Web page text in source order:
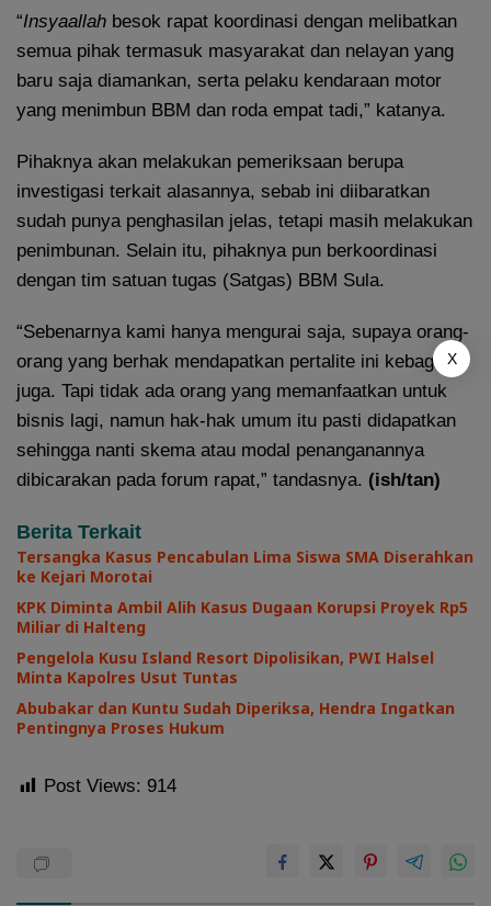
“Insyaallah besok rapat koordinasi dengan melibatkan
semua pihak termasuk masyarakat dan nelayan yang
baru saja diamankan, serta pelaku kendaraan motor
yang menimbun BBM dan roda empat tadi,” katanya.
Pihaknya akan melakukan pemeriksaan berupa
investigasi terkait alasannya, sebab ini diibaratkan
sudah punya penghasilan jelas, tetapi masih melakukan
penimbunan. Selain itu, pihaknya pun berkoordinasi
dengan tim satuan tugas (Satgas) BBM Sula.
“Sebenarnya kami hanya mengurai saja, supaya orang-
orang yang berhak mendapatkan pertalite ini kebagian
juga. Tapi tidak ada orang yang memanfaatkan untuk
bisnis lagi, namun hak-hak umum itu pasti didapatkan
sehingga nanti skema atau modal penanganannya
dibicarakan pada forum rapat,” tandasnya. (ish/tan)
Berita Terkait
Tersangka Kasus Pencabulan Lima Siswa SMA Diserahkan
ke Kejari Morotai
KPK Diminta Ambil Alih Kasus Dugaan Korupsi Proyek Rp5
Miliar di Halteng
Pengelola Kusu Island Resort Dipolisikan, PWI Halsel
Minta Kapolres Usut Tuntas
Abubakar dan Kuntu Sudah Diperiksa, Hendra Ingatkan
Pentingnya Proses Hukum
Post Views: 914
X